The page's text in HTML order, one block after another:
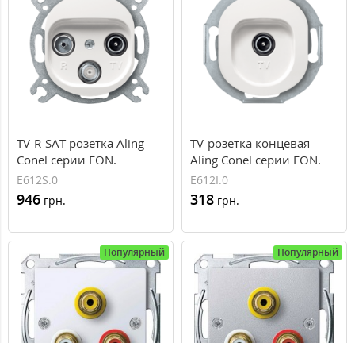
TV-R-SAT розетка Aling
Conel серии EON.
"Белый" (E612S.0)
E612S.0
946 грн.
TV-розетка концевая
Aling Conel серии EON.
"Белый" (E612I.0)
E612I.0
318 грн.
Популярный Популярный